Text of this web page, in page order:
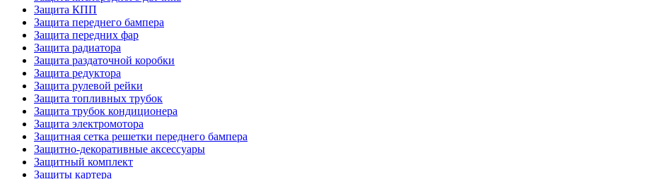
Защита КПП
Защита переднего бампера
Защита передних фар
Защита радиатора
Защита раздаточной коробки
Защита редуктора
Защита рулевой рейки
Защита топливных трубок
Защита трубок кондиционера
Защита электромотора
Защитная сетка решетки переднего бампера
Защитно-декоративные аксессуары
Защитный комплект
Защиты картера